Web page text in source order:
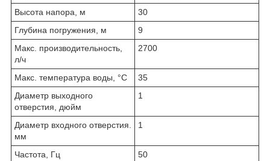
Высота напора, м
30
Глубина погружения, м
9
Макс. производительность,
л/ч
2700
Макс. температура воды, °C
35
Диаметр выходного
отверстия, дюйм
1
Диаметр входного отверстия.
мм
1
Частота, Гц
50